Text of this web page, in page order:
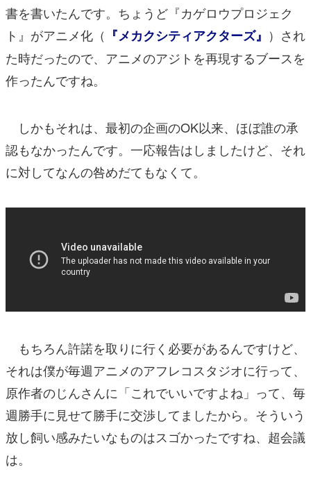
書を書いたんです。ちょうど『カゲロウプロジェク
ト』がアニメ化（ 『メカクシティアクターズ』 ）され
た時だったので、アニメのアジトを再現するブースを
作ったんですね。
しかもそれは、最初の企画のOK以来、ほぼ誰の承
認もなかったんです。一応報告はしましたけど、それ
に対してなんの咎めだてもなくて。
もちろん許諾を取りに行く必要があるんですけど、
それは僕が毎週アニメのアフレコスタジオに行って、
原作者のじんさんに「これでいいですよね」って、毎
週勝手に見せて勝手に交渉してましたから。そういう
放し飼い感みたいなものはスゴかったですね、超会議
は。